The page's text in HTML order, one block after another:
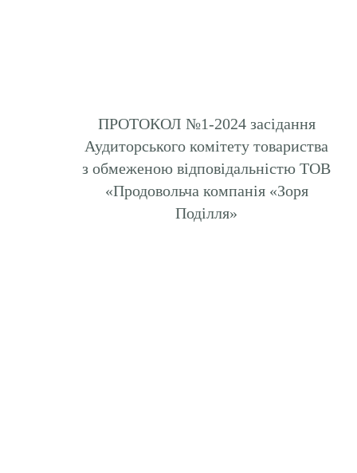
ПРОТОКОЛ №1-2024 засідання
Аудиторського комітету товариства
з обмеженою відповідальністю ТОВ
«Продовольча компанія «Зоря
Поділля»